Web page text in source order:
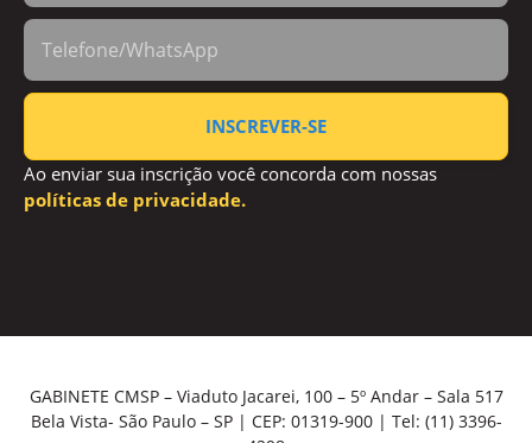
INSCREVER-SE
Ao enviar sua inscrição você concorda com nossas
políticas de privacidade.
GABINETE CMSP – Viaduto Jacarei, 100 – 5º Andar – Sala 517
Bela Vista- São Paulo – SP | CEP: 01319-900 | Tel: (11) 3396-